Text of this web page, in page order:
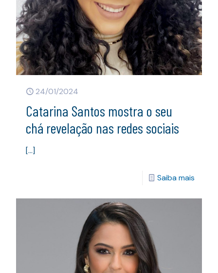
24/01/2024
Catarina Santos mostra o seu
chá revelação nas redes sociais
[…]
Saiba mais